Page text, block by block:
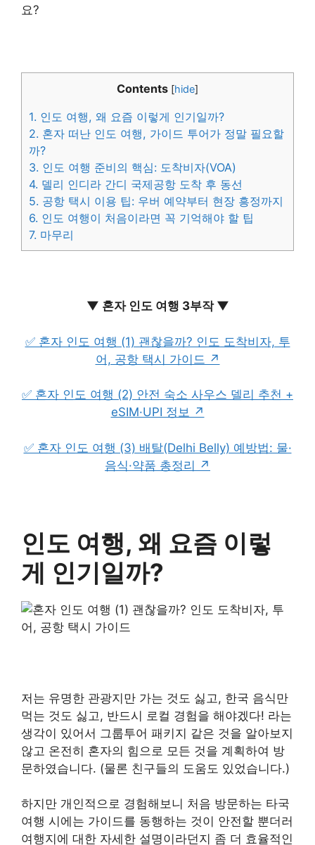
요?
Contents [hide]
1. 인도 여행, 왜 요즘 이렇게 인기일까?
2. 혼자 떠난 인도 여행, 가이드 투어가 정말 필요할
까?
3. 인도 여행 준비의 핵심: 도착비자(VOA)
4. 델리 인디라 간디 국제공항 도착 후 동선
5. 공항 택시 이용 팁: 우버 예약부터 현장 흥정까지
6. 인도 여행이 처음이라면 꼭 기억해야 할 팁
7. 마무리
▼ 혼자 인도 여행 3부작 ▼
✅ 혼자 인도 여행 (1) 괜찮을까? 인도 도착비자, 투
어, 공항 택시 가이드 ↗
✅ 혼자 인도 여행 (2) 안전 숙소 사우스 델리 추천 +
eSIM·UPI 정보 ↗
✅ 혼자 인도 여행 (3) 배탈(Delhi Belly) 예방법: 물·
음식·약품 총정리 ↗
인도 여행, 왜 요즘 이렇
게 인기일까?
저는 유명한 관광지만 가는 것도 싫고, 한국 음식만
먹는 것도 싫고, 반드시 로컬 경험을 해야겠다! 라는
생각이 있어서 그룹투어 패키지 같은 것을 알아보지
않고 온전히 혼자의 힘으로 모든 것을 계획하여 방
문하였습니다. (물론 친구들의 도움도 있었습니다.)
하지만 개인적으로 경험해보니 처음 방문하는 타국
여행 시에는 가이드를 동행하는 것이 안전할 뿐더러
여행지에 대한 자세한 설명이라던지 좀 더 효율적인